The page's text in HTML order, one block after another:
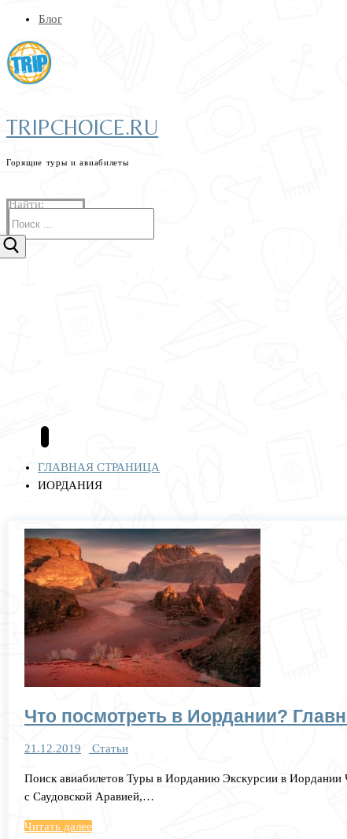
Блог
TRIPCHOICE.RU
Горящие туры и авиабилеты
Найти:
ГЛАВНАЯ СТРАНИЦА
ИОРДАНИЯ
Что посмотреть в Иордании?
21.12.2019 Статьи
Поиск авиабилетов Туры в Иорданию Экскурсии в Иордании
с Саудовской Аравией,…
Читать далее